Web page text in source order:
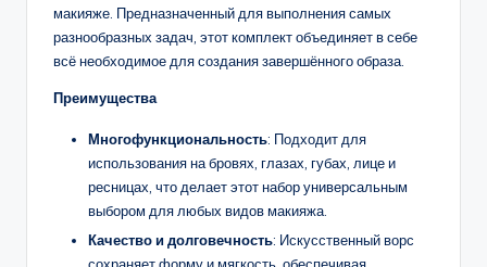
макияже. Предназначенный для выполнения самых
разнообразных задач, этот комплект объединяет в себе
всё необходимое для создания завершённого образа.
Преимущества
Многофункциональность: Подходит для
использования на бровях, глазах, губах, лице и
ресницах, что делает этот набор универсальным
выбором для любых видов макияжа.
Качество и долговечность: Искусственный ворс